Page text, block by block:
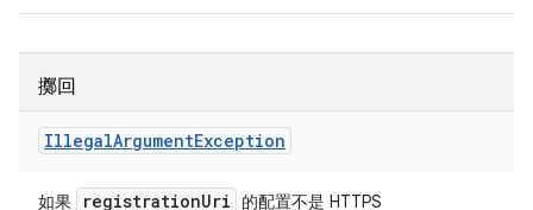
擲回
IllegalArgumentException
如果 registrationUri 的配置不是 HTTPS